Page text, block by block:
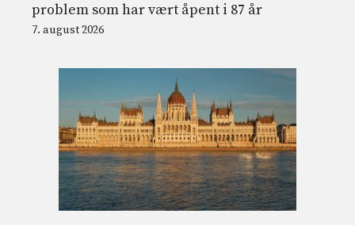
problem som har vært åpent i 87 år
7. august 2026